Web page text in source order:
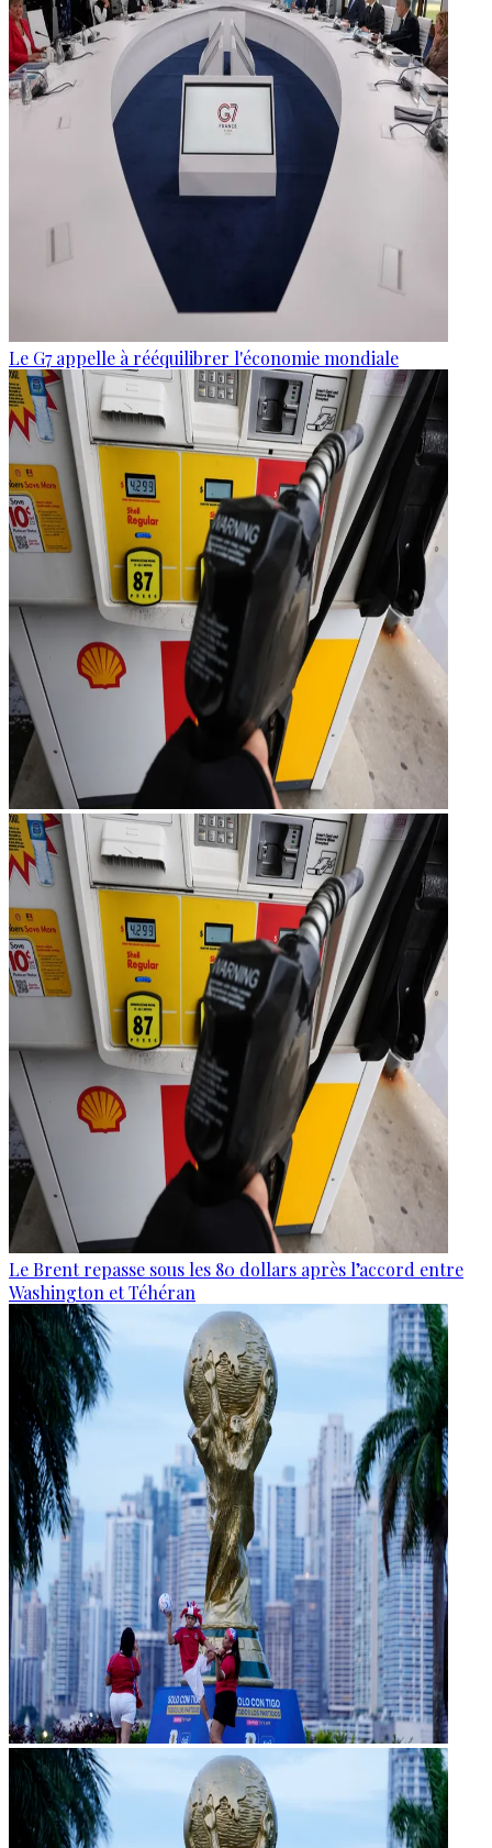
Le G7 appelle à rééquilibrer l'économie mondiale
Le Brent repasse sous les 80 dollars après l’accord entre
Washington et Téhéran